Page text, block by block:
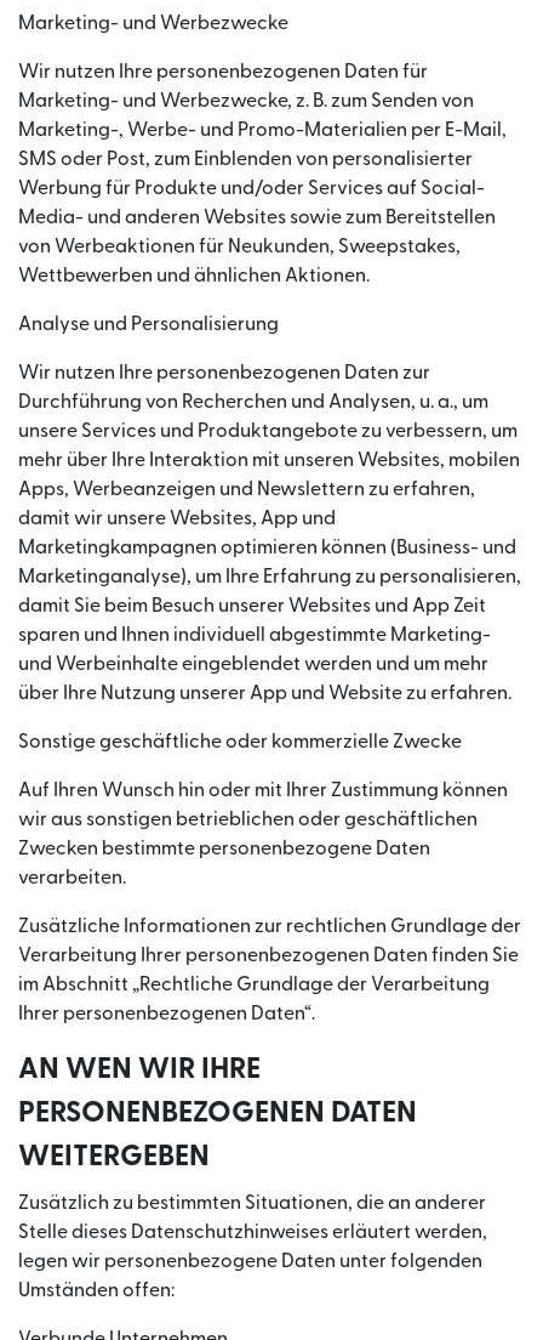
Marketing- und Werbezwecke
Wir nutzen Ihre personenbezogenen Daten für
Marketing- und Werbezwecke, z. B. zum Senden von
Marketing-, Werbe- und Promo-Materialien per E-Mail,
SMS oder Post, zum Einblenden von personalisierter
Werbung für Produkte und/oder Services auf Social-
Media- und anderen Websites sowie zum Bereitstellen
von Werbeaktionen für Neukunden, Sweepstakes,
Wettbewerben und ähnlichen Aktionen.
Analyse und Personalisierung
Wir nutzen Ihre personenbezogenen Daten zur
Durchführung von Recherchen und Analysen, u. a., um
unsere Services und Produktangebote zu verbessern, um
mehr über Ihre Interaktion mit unseren Websites, mobilen
Apps, Werbeanzeigen und Newslettern zu erfahren,
damit wir unsere Websites, App und
Marketingkampagnen optimieren können (Business- und
Marketinganalyse), um Ihre Erfahrung zu personalisieren,
damit Sie beim Besuch unserer Websites und App Zeit
sparen und Ihnen individuell abgestimmte Marketing-
und Werbeinhalte eingeblendet werden und um mehr
über Ihre Nutzung unserer App und Website zu erfahren.
Sonstige geschäftliche oder kommerzielle Zwecke
Auf Ihren Wunsch hin oder mit Ihrer Zustimmung können
wir aus sonstigen betrieblichen oder geschäftlichen
Zwecken bestimmte personenbezogene Daten
verarbeiten.
Zusätzliche Informationen zur rechtlichen Grundlage der
Verarbeitung Ihrer personenbezogenen Daten finden Sie
im Abschnitt „Rechtliche Grundlage der Verarbeitung
Ihrer personenbezogenen Daten“.
AN WEN WIR IHRE
PERSONENBEZOGENEN DATEN
WEITERGEBEN
Zusätzlich zu bestimmten Situationen, die an anderer
Stelle dieses Datenschutzhinweises erläutert werden,
legen wir personenbezogene Daten unter folgenden
Umständen offen: